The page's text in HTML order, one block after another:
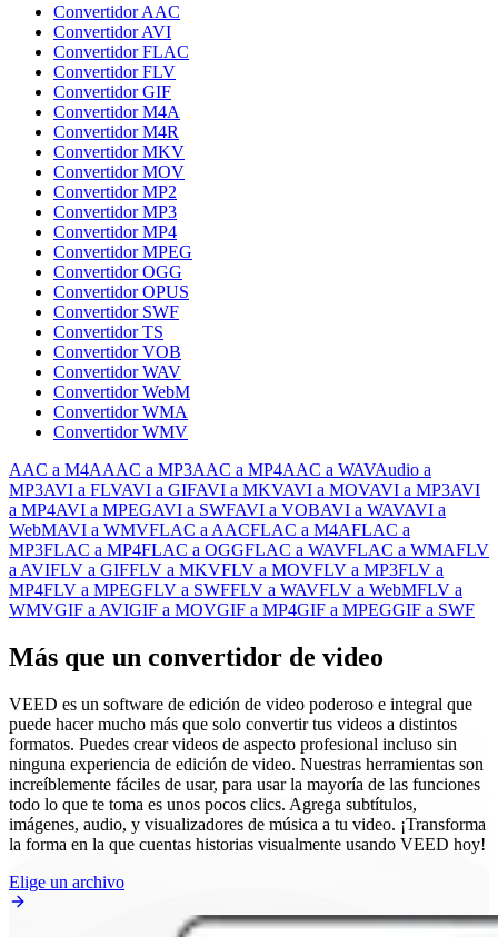
Convertidor AAC
Convertidor AVI
Convertidor FLAC
Convertidor FLV
Convertidor GIF
Convertidor M4A
Convertidor M4R
Convertidor MKV
Convertidor MOV
Convertidor MP2
Convertidor MP3
Convertidor MP4
Convertidor MPEG
Convertidor OGG
Convertidor OPUS
Convertidor SWF
Convertidor TS
Convertidor VOB
Convertidor WAV
Convertidor WebM
Convertidor WMA
Convertidor WMV
AAC a M4AAAC a MP3AAC a MP4AAC a WAVAudio a
MP3AVI a FLVAVI a GIFAVI a MKVAVI a MOVAVI a MP3AVI
a MP4AVI a MPEGAVI a SWFAVI a VOBAVI a WAVAVI a
WebMAVI a WMVFLAC a AACFLAC a M4AFLAC a
MP3FLAC a MP4FLAC a OGGFLAC a WAVFLAC a WMAFLV
a AVIFLV a GIFFLV a MKVFLV a MOVFLV a MP3FLV a
MP4FLV a MPEGFLV a SWFFLV a WAVFLV a WebMFLV a
WMVGIF a AVIGIF a MOVGIF a MP4GIF a MPEGGIF a SWF
Más que un convertidor de video
VEED es un software de edición de video poderoso e integral que
puede hacer mucho más que solo convertir tus videos a distintos
formatos. Puedes crear videos de aspecto profesional incluso sin
ninguna experiencia de edición de video. Nuestras herramientas son
increíblemente fáciles de usar, para usar la mayoría de las funciones
todo lo que te toma es unos pocos clics. Agrega subtítulos,
imágenes, audio, y visualizadores de música a tu video. ¡Transforma
la forma en la que cuentas historias visualmente usando VEED hoy!
Elige un archivo